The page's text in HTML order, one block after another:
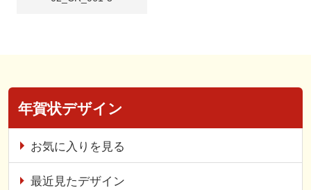
年賀状デザイン
お気に入りを見る
最近見たデザイン